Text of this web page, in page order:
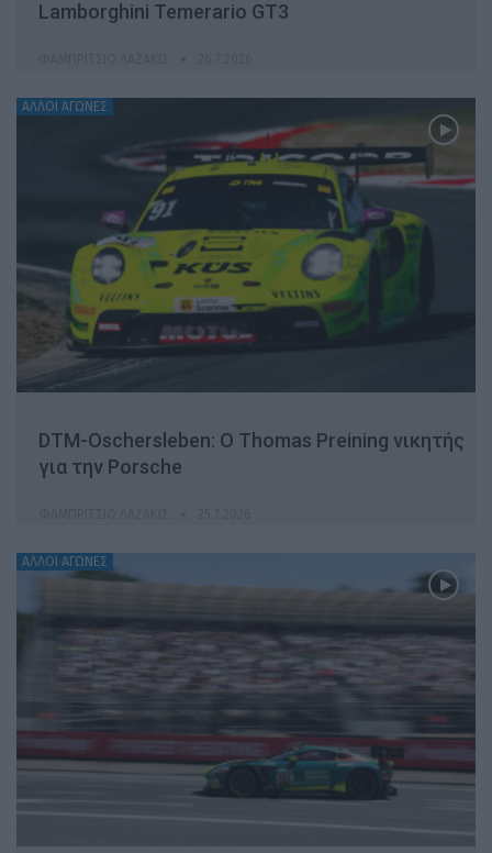
Lamborghini Temerario GT3
ΆΛΛΟΙ ΑΓΏΝΕΣ
DTM-Oschersleben: Ο Thomas Preining νικητής
για την Porsche
ΆΛΛΟΙ ΑΓΏΝΕΣ